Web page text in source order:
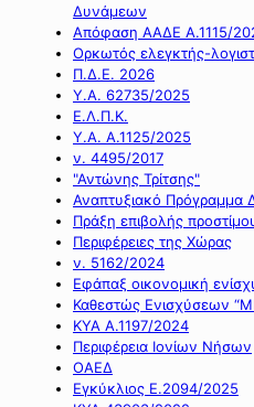
Δυνάμεων
Απόφαση ΑΑΔΕ Α.1115/
Ορκωτός ελεγκτής-
Π.Δ.Ε. 2026
Υ.Α. 62735/2025
Ε.Λ.Π.Κ.
Υ.Α. Α.1125/2025
ν. 4495/2017
"Αντώνης Τρίτσης"
Αναπτυξιακό Πρόγραμμα
Πράξη επιβολής
Περιφέρειες της Χώρας
ν. 5162/2024
Εφάπαξ οικονομική
Καθεστώς Ενισχύσεων
ΚΥΑ Α.1197/2024
Περιφέρεια Ιονίων Νήσων
ΟΑΕΔ
Εγκύκλιος Ε.2094/2025